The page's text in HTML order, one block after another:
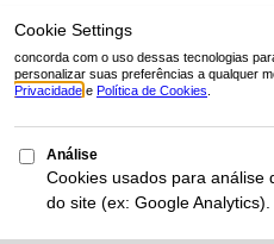
todos os grupos,
mata (32-avos de final).
O que acontece em
critérios dos
Os critérios de desempate